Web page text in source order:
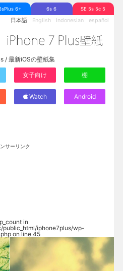
6+ 6s 6 SE 5s 5c 5
日本語 English Indonesian español
/ 最新iOSの壁紙集
女子向け 棚
Watch Android
サーリンク
in
public_html/iphone7plus/wp-
on line 45